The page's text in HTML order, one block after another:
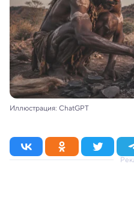
Иллюстрация: ChatGPT